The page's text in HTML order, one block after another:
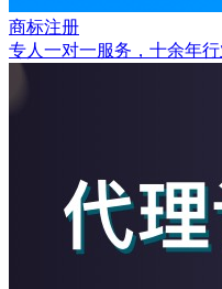
商标注册
专人一对一服务，十余年